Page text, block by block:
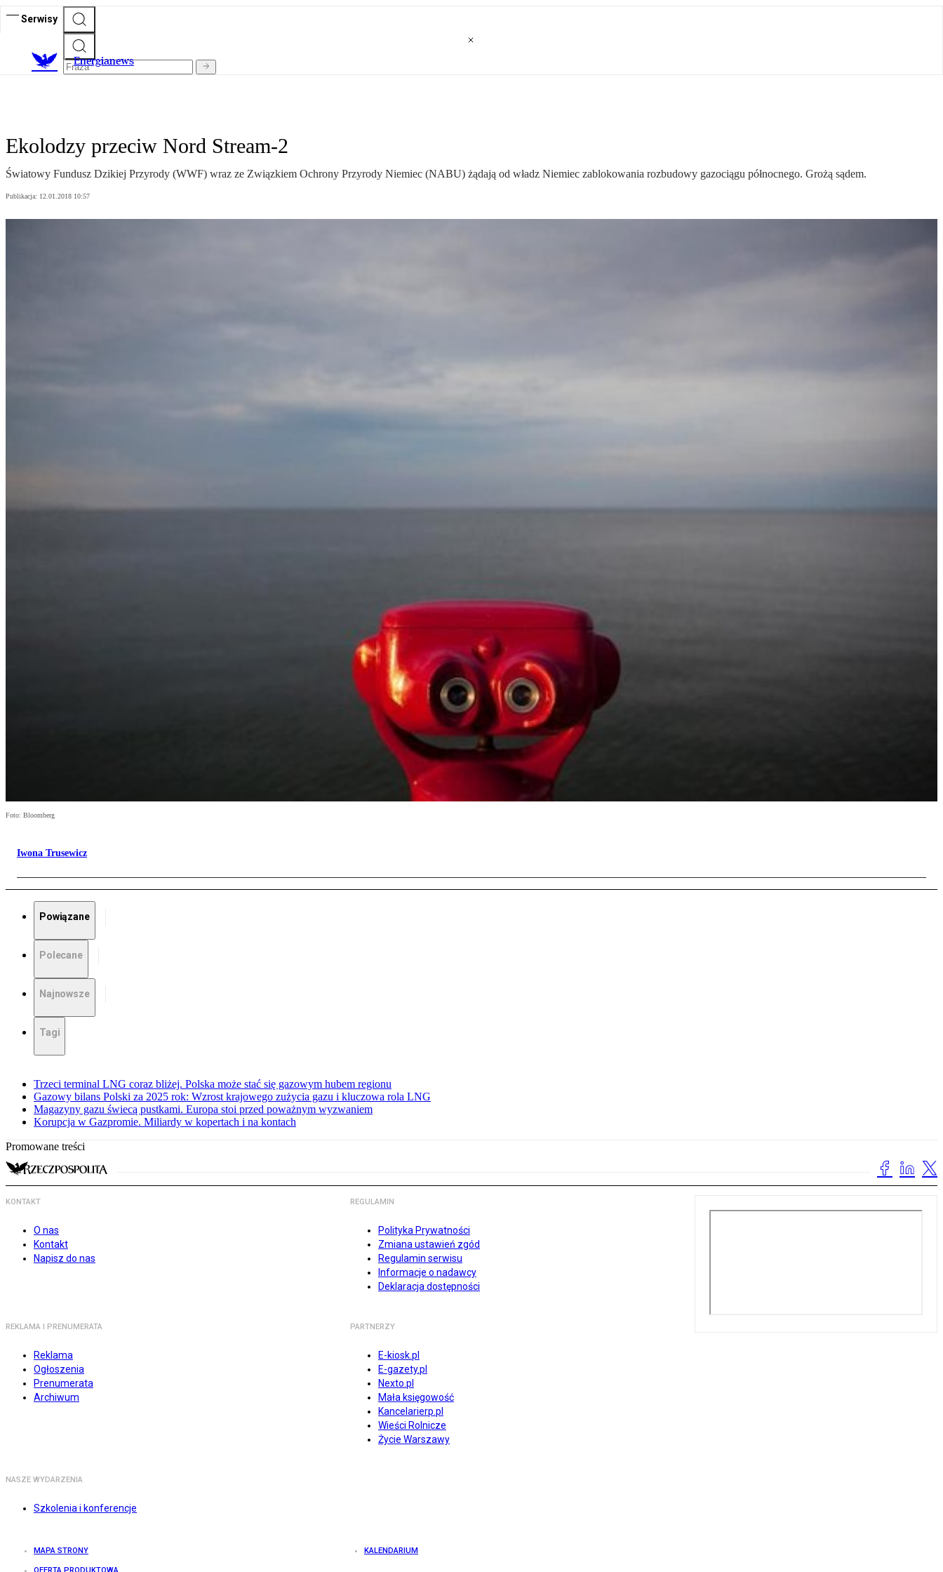
Serwisy
Energianews
Ekolodzy przeciw Nord Stream-2
Światowy Fundusz Dzikiej Przyrody (WWF) wraz ze Związkiem Ochrony Przyrody Niemiec (NABU) żądają od władz Niemiec zablokowania rozbudowy gazociągu północnego. Grożą sądem.
Publikacja: 12.01.2018 10:57
Foto: Bloomberg
Iwona Trusewicz
Powiązane
Polecane
Najnowsze
Tagi
Trzeci terminal LNG coraz bliżej. Polska może stać się gazowym hubem regionu
Gazowy bilans Polski za 2025 rok: Wzrost krajowego zużycia gazu i kluczowa rola LNG
Magazyny gazu świecą pustkami. Europa stoi przed poważnym wyzwaniem
Korupcja w Gazpromie. Miliardy w kopertach i na kontach
Promowane treści
KONTAKT
O nas
Kontakt
Napisz do nas
REGULAMIN
Polityka Prywatności
Zmiana ustawień zgód
Regulamin serwisu
Informacje o nadawcy
Deklaracja dostępności
REKLAMA I PRENUMERATA
Reklama
Ogłoszenia
Prenumerata
Archiwum
PARTNERZY
E-kiosk.pl
E-gazety.pl
Nexto.pl
Mała księgowość
Kancelarierp.pl
Wieści Rolnicze
Życie Warszawy
NASZE WYDARZENIA
Szkolenia i konferencje
MAPA STRONY KALENDARIUM